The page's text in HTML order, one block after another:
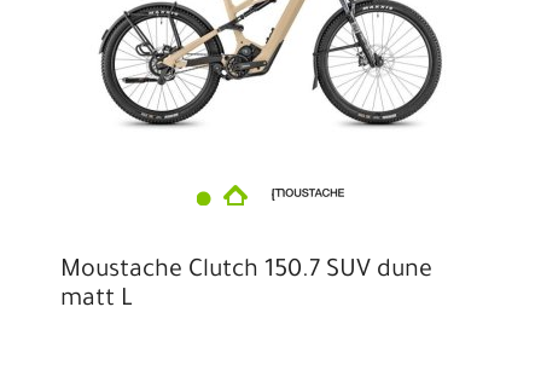
Moustache Clutch 150.7 SUV dune
matt L